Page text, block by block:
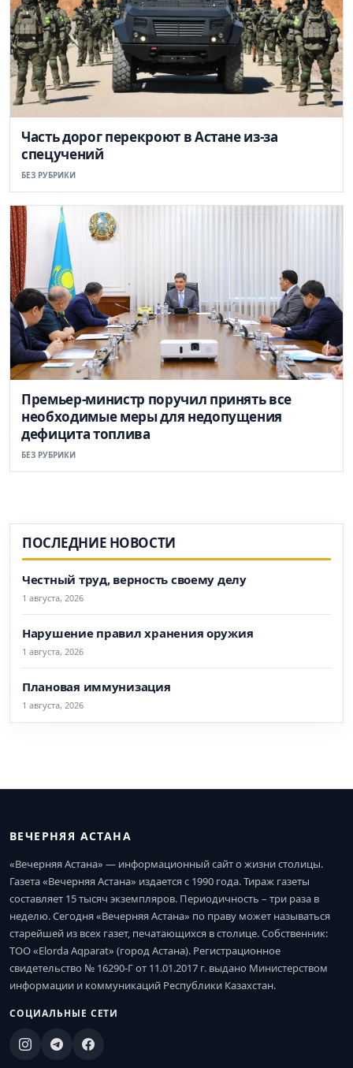
Часть дорог перекроют в Астане из-за
спецучений
БЕЗ РУБРИКИ
Премьер-министр поручил принять все
необходимые меры для недопущения
дефицита топлива
БЕЗ РУБРИКИ
ПОСЛЕДНИЕ НОВОСТИ
Честный труд, верность своему делу
1 августа, 2026
Нарушение правил хранения оружия
1 августа, 2026
Плановая иммунизация
1 августа, 2026
ВЕЧЕРНЯЯ АСТАНА
«Вечерняя Астана» — информационный сайт о жизни столицы.
Газета «Вечерняя Астана» издается с 1990 года. Тираж газеты
составляет 15 тысяч экземпляров. Периодичность – три раза в
неделю. Сегодня «Вечерняя Астана» по праву может называться
старейшей из всех газет, печатающихся в столице. Собственник:
ТОО «Elorda Aqparat» (город Астана). Регистрационное
свидетельство № 16290-Г от 11.01.2017 г. выдано Министерством
информации и коммуникаций Республики Казахстан.
СОЦИАЛЬНЫЕ СЕТИ